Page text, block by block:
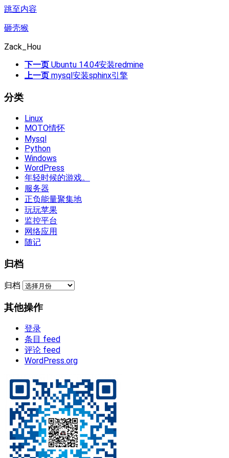
跳至内容
砸壳猴
Zack_Hou
下一页 Ubuntu 14.04安装redmine
上一页 mysql安装sphinx引擎
分类
Linux
MOTO情怀
Mysql
Python
Windows
WordPress
年轻时候的游戏。
服务器
正负能量聚集地
玩玩苹果
监控平台
网络应用
随记
归档
归档
其他操作
登录
条目 feed
评论 feed
WordPress.org